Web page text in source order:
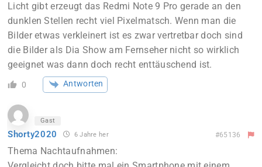
Licht gibt erzeugt das Redmi Note 9 Pro gerade an den
dunklen Stellen recht viel Pixelmatsch. Wenn man die
Bilder etwas verkleinert ist es zwar vertretbar doch sind
die Bilder als Dia Show am Fernseher nicht so wirklich
geeignet was dann doch recht enttäuschend ist.
0 Antworten
Gast
Shorty2020 6 Jahre her #65136
Thema Nachtaufnahmen: